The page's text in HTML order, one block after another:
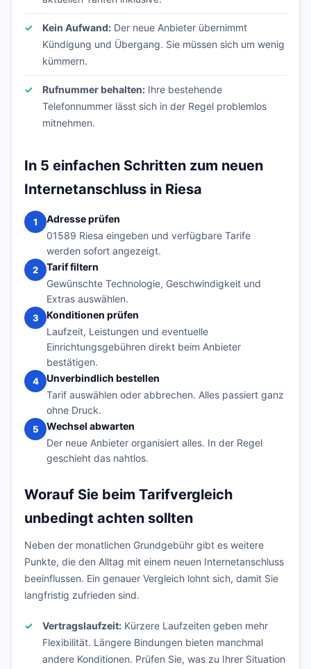
Kein Aufwand: Der neue Anbieter übernimmt
Kündigung und Übergang. Sie müssen sich um wenig
kümmern.
Rufnummer behalten: Ihre bestehende
Telefonnummer lässt sich in der Regel problemlos
mitnehmen.
In 5 einfachen Schritten zum neuen
Internetanschluss in Riesa
1
Adresse prüfen
01589 Riesa eingeben und verfügbare Tarife
werden sofort angezeigt.
2
Tarif filtern
Gewünschte Technologie, Geschwindigkeit und
Extras auswählen.
3
Konditionen prüfen
Laufzeit, Leistungen und eventuelle
Einrichtungsgebühren direkt beim Anbieter
bestätigen.
4
Unverbindlich bestellen
Tarif auswählen oder abbrechen. Alles passiert ganz
ohne Druck.
5
Wechsel abwarten
Der neue Anbieter organisiert alles. In der Regel
geschieht das nahtlos.
Worauf Sie beim Tarifvergleich
unbedingt achten sollten
Neben der monatlichen Grundgebühr gibt es weitere
Punkte, die den Alltag mit einem neuen Internetanschluss
beeinflussen. Ein genauer Vergleich lohnt sich, damit Sie
langfristig zufrieden sind.
Vertragslaufzeit: Kürzere Laufzeiten geben mehr
Flexibilität. Längere Bindungen bieten manchmal
andere Konditionen. Prüfen Sie, was zu Ihrer Situation